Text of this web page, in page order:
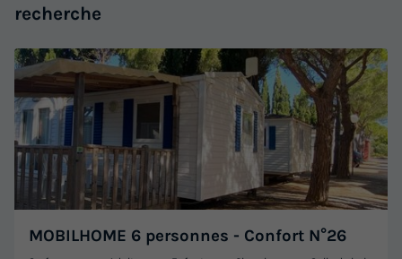
recherche
MOBILHOME 6 personnes - Confort N°26